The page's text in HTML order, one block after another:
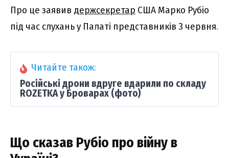
Про це заявив держсекретар США Марко Рубіо
під час слухань у Палаті представників 3 червня.
Читайте також:
Російські дрони вдруге вдарили по складу
ROZETKA у Броварах (фото)
Що сказав Рубіо про війну в